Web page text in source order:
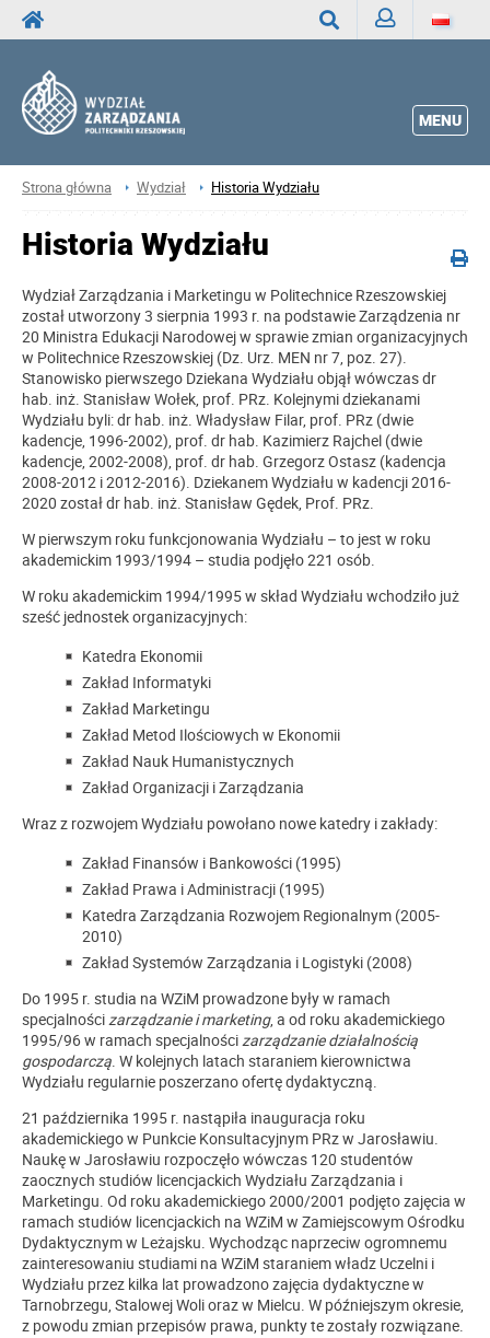
MENU
Strona główna Wydział Historia Wydziału
Historia Wydziału
Wydział Zarządzania i Marketingu w Politechnice Rzeszowskiej
został utworzony 3 sierpnia 1993 r. na podstawie Zarządzenia nr
20 Ministra Edukacji Narodowej w sprawie zmian organizacyjnych
w Politechnice Rzeszowskiej (Dz. Urz. MEN nr 7, poz. 27).
Stanowisko pierwszego Dziekana Wydziału objął wówczas dr
hab. inż. Stanisław Wołek, prof. PRz. Kolejnymi dziekanami
Wydziału byli: dr hab. inż. Władysław Filar, prof. PRz (dwie
kadencje, 1996-2002), prof. dr hab. Kazimierz Rajchel (dwie
kadencje, 2002-2008), prof. dr hab. Grzegorz Ostasz (kadencja
2008-2012 i 2012-2016). Dziekanem Wydziału w kadencji 2016-
2020 został dr hab. inż. Stanisław Gędek, Prof. PRz.
W pierwszym roku funkcjonowania Wydziału – to jest w roku
akademickim 1993/1994 – studia podjęło 221 osób.
W roku akademickim 1994/1995 w skład Wydziału wchodziło już
sześć jednostek organizacyjnych:
Katedra Ekonomii
Zakład Informatyki
Zakład Marketingu
Zakład Metod Ilościowych w Ekonomii
Zakład Nauk Humanistycznych
Zakład Organizacji i Zarządzania
Wraz z rozwojem Wydziału powołano nowe katedry i zakłady:
Zakład Finansów i Bankowości (1995)
Zakład Prawa i Administracji (1995)
Katedra Zarządzania Rozwojem Regionalnym (2005-
2010)
Zakład Systemów Zarządzania i Logistyki (2008)
Do 1995 r. studia na WZiM prowadzone były w ramach
specjalnościzarządzanie i marketing, a od roku akademickiego
1995/96 w ramach specjalnościzarządzanie działalnością
gospodarczą. W kolejnych latach staraniem kierownictwa
Wydziału regularnie poszerzano ofertę dydaktyczną.
21 października 1995 r. nastąpiła inauguracja roku
akademickiego w Punkcie Konsultacyjnym PRz w Jarosławiu.
Naukę w Jarosławiu rozpoczęło wówczas 120 studentów
zaocznych studiów licencjackich Wydziału Zarządzania i
Marketingu. Od roku akademickiego 2000/2001 podjęto zajęcia w
ramach studiów licencjackich na WZiM w Zamiejscowym Ośrodku
Dydaktycznym w Leżajsku. Wychodząc naprzeciw ogromnemu
zainteresowaniu studiami na WZiM staraniem władz Uczelni i
Wydziału przez kilka lat prowadzono zajęcia dydaktyczne w
Tarnobrzegu, Stalowej Woli oraz w Mielcu. W późniejszym okresie,
z powodu zmian przepisów prawa, punkty te zostały rozwiązane.